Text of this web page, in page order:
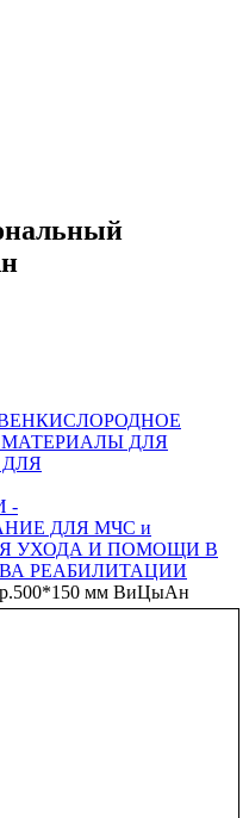
КИСЛОРОДНОЕ
ДЛЯ
-
ДЛЯ МЧС и
УХОДА И ПОМОЩИ В
РЕАБИЛИТАЦИИ
мм ВиЦыАн